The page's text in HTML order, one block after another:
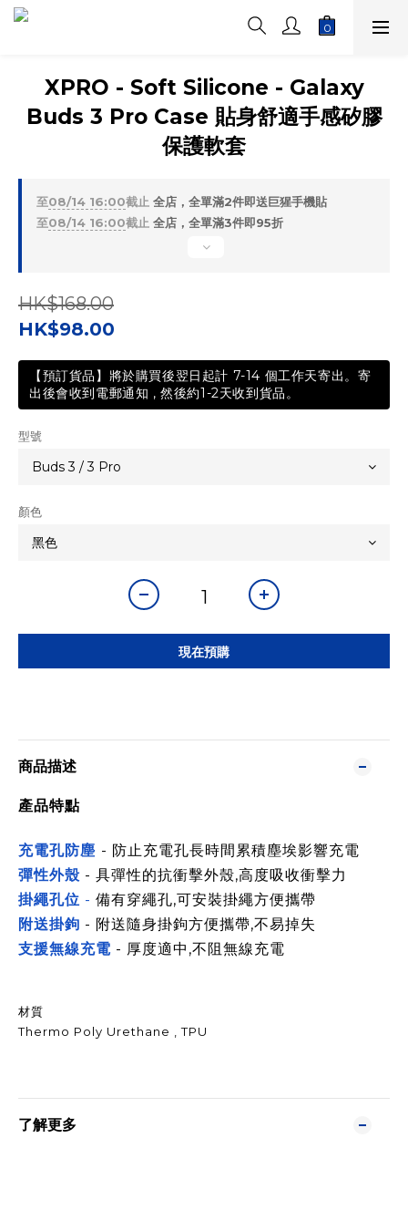
XPRO - Soft Silicone - Galaxy
Buds 3 Pro Case 貼身舒適手感矽膠
保護軟套
至08/14 16:00截止 全店，全單滿2件即送巨猩手機貼
至08/14 16:00截止 全店，全單滿3件即95折
HK$168.00
HK$98.00
【預訂貨品】將於購買後翌日起計 7-14 個工作天寄出。寄
出後會收到電郵通知 , 然後約1-2天收到貨品。
型號
顏色
現在預購
商品描述
產品特點
充電孔防塵 - 防止充電孔長時間累積塵埃影響充電
彈性外殼 - 具彈性的抗衝擊外殼,高度吸收衝擊力
掛繩孔位 - 備有穿繩孔,可安裝掛繩方便攜帶
附送掛鉤 - 附送隨身掛鉤方便攜帶,不易掉失
支援無線充電 - 厚度適中,不阻無線充電
材質
Thermo Poly Urethane , TPU
了解更多